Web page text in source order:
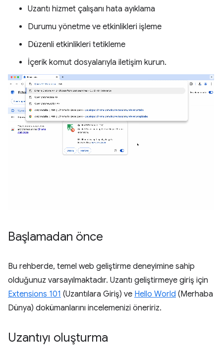
Uzantı hizmet çalışanı hata ayıklama
Durumu yönetme ve etkinlikleri işleme
Düzenli etkinlikleri tetikleme
İçerik komut dosyalarıyla iletişim kurun.
Başlamadan önce
Bu rehberde, temel web geliştirme deneyimine sahip
olduğunuz varsayılmaktadır. Uzantı geliştirmeye giriş için
Extensions 101 (Uzantılara Giriş) ve Hello World (Merhaba
Dünya) dokümanlarını incelemenizi öneririz.
Uzantıyı oluşturma